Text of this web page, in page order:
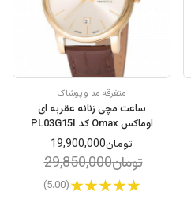
متفرقه مد و پوشاک
ساعت مچی زنانه عقربه ای
اوماکس Omax کد PL03G15I
تومان19,900,000
تومان29,850,000
(5.00)